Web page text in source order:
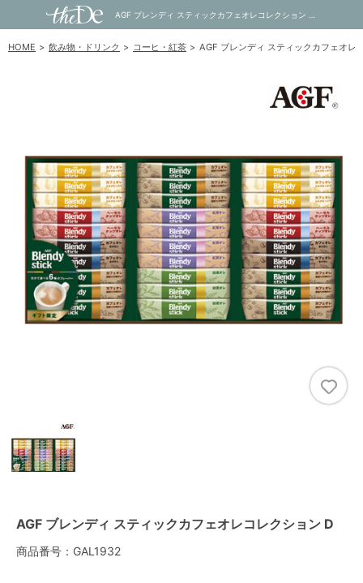
HOME 飲み物・ドリンク コーヒ・紅茶 AGF ブレンディ スティックカフェオレ
AGF ブレンディ スティックカフェオレコレクション D
商品番号：GAL1932